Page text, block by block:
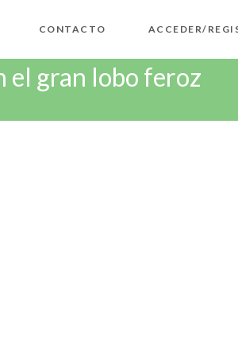
CONTACTO ACCEDER/
el gran lobo feroz